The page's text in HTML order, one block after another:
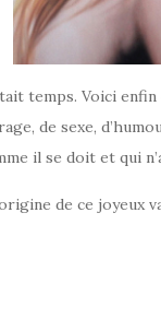
temps. Voici enfin
de sexe,
il se doit et qui
de ce joyeux